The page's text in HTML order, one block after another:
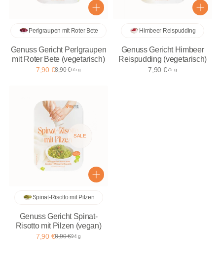
Perlgraupen mit Roter Bete
Genuss Gericht Perlgraupen
mit Roter Bete (vegetarisch)
7,90 €8,90 €65 g
Himbeer Reispudding
Genuss Gericht Himbeer
Reispudding (vegetarisch)
7,90 €75 g
SALE
Spinat-Risotto mit Pilzen
Genuss Gericht Spinat-
Risotto mit Pilzen (vegan)
7,90 €8,90 €94 g